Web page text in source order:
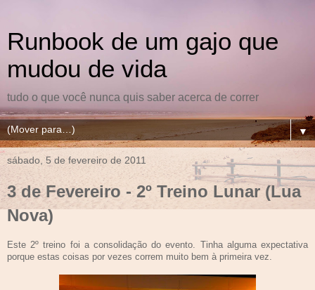
Runbook de um gajo que
mudou de vida
tudo o que você nunca quis saber acerca de correr
▼
sábado, 5 de fevereiro de 2011
3 de Fevereiro - 2º Treino Lunar (Lua
Nova)
Este 2º treino foi a consolidação do evento. Tinha alguma expectativa
porque estas coisas por vezes correm muito bem à primeira vez.